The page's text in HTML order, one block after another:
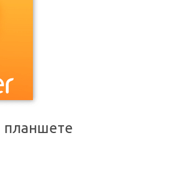
планшете